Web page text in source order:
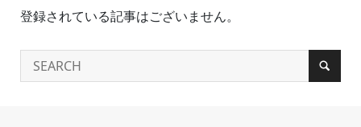
登録されている記事はございません。